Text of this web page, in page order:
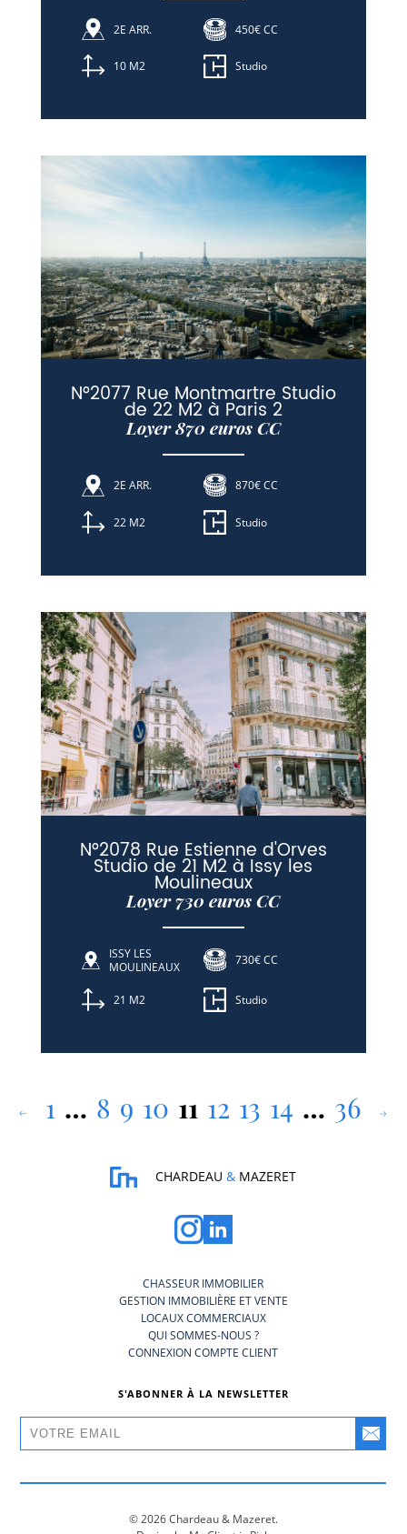
2E ARR. 450€ CC
10 M2 Studio
N°2077 Rue Montmartre Studio
de 22 M2 à Paris 2
Loyer 870 euros CC
2E ARR. 870€ CC
22 M2 Studio
N°2078 Rue Estienne d'Orves
Studio de 21 M2 à Issy les
Moulineaux
Loyer 730 euros CC
ISSY LES
MOULINEAUX
730€ CC
21 M2 Studio
1 … 8 9 10 11 12 13 14 … 36
CHARDEAU& MAZERET
CHASSEUR IMMOBILIER
GESTION IMMOBILIÈRE ET VENTE
LOCAUX COMMERCIAUX
QUI SOMMES-NOUS ?
CONNEXION COMPTE CLIENT
S'ABONNER À LA NEWSLETTER
© 2026 Chardeau & Mazeret.